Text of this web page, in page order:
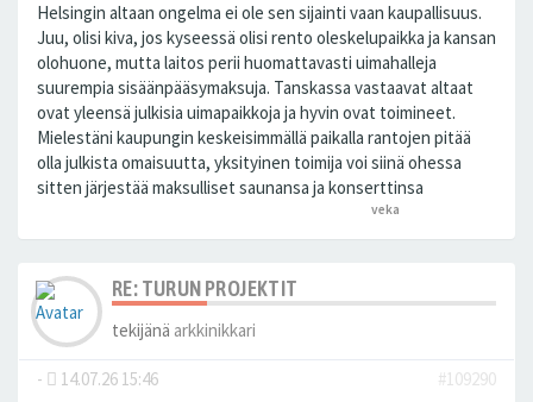
Helsingin altaan ongelma ei ole sen sijainti vaan kaupallisuus.
Juu, olisi kiva, jos kyseessä olisi rento oleskelupaikka ja kansan
olohuone, mutta laitos perii huomattavasti uimahalleja
suurempia sisäänpääsymaksuja. Tanskassa vastaavat altaat
ovat yleensä julkisia uimapaikkoja ja hyvin ovat toimineet.
Mielestäni kaupungin keskeisimmällä paikalla rantojen pitää
olla julkista omaisuutta, yksityinen toimija voi siinä ohessa
sitten järjestää maksulliset saunansa ja konserttinsa
veka
RE: TURUN PROJEKTIT
tekijänä arkkinikkari
- 14.07.26 15:46
#109290